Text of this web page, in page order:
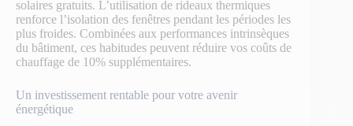
solaires gratuits. L’utilisation de rideaux thermiques
renforce l’isolation des fenêtres pendant les périodes les
plus froides. Combinées aux performances intrinsèques
du bâtiment, ces habitudes peuvent réduire vos coûts de
chauffage de 10% supplémentaires.
Un investissement rentable pour votre avenir
énergétique